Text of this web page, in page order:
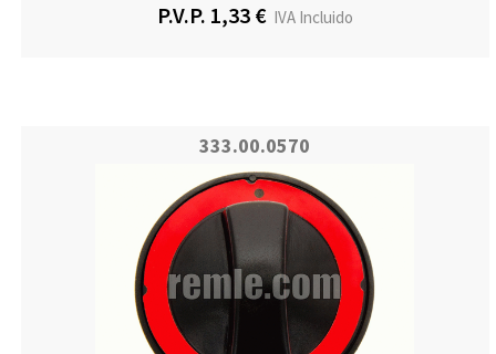
P.V.P. 1,33 €IVA Incluido
333.00.0570